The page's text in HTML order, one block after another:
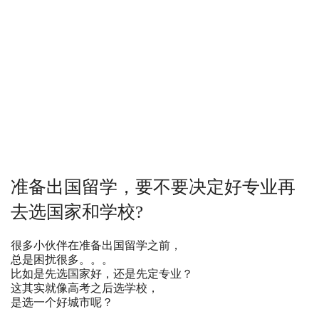
准备出国留学，要不要决定好专业再
去选国家和学校?
很多小伙伴在准备出国留学之前，
总是困扰很多。。。
比如是先选国家好，还是先定专业？
这其实就像高考之后选学校，
是选一个好城市呢？